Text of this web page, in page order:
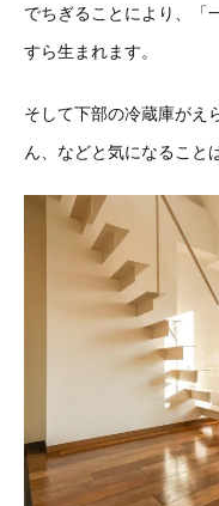
でちぎることにより、「
すら生まれます。
そして下部の冷蔵庫がえ
ん、などと気になること